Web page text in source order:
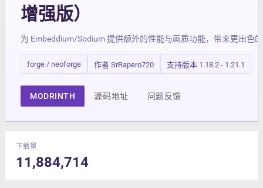
增强版）
为 Embeddium/Sodium 提供额外的性能与画质功能，带来更出色
forge / neoforge 作者 SrRapero720 支持版本 1.18.2 - 1.21.1
MODRINTH 源码地址 问题反馈
下载量
11,884,714